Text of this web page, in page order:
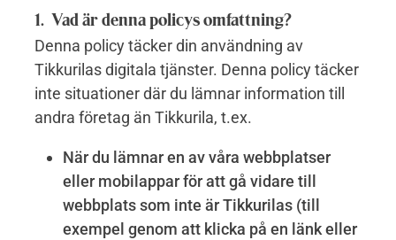
1. Vad är denna policys omfattning?
Denna policy täcker din användning av
Tikkurilas digitala tjänster. Denna policy täcker
inte situationer där du lämnar information till
andra företag än Tikkurila, t.ex.
När du lämnar en av våra webbplatser
eller mobilappar för att gå vidare till
webbplats som inte är Tikkurilas (till
exempel genom att klicka på en länk eller